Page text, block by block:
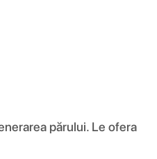
părului. Le ofera